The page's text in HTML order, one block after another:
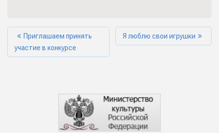
Приглашаем принять
участие в конкурсе
Я люблю свои игрушки